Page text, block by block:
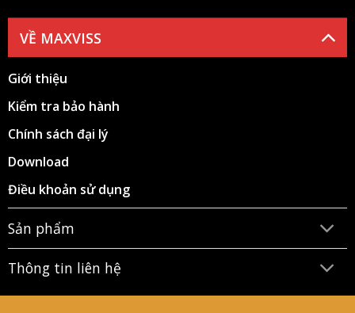
VỀ MAXVISS
Giới thiệu
Kiểm tra bảo hành
Chính sách đại lý
Download
Điều khoản sử dụng
Sản phẩm
Thông tin liên hệ